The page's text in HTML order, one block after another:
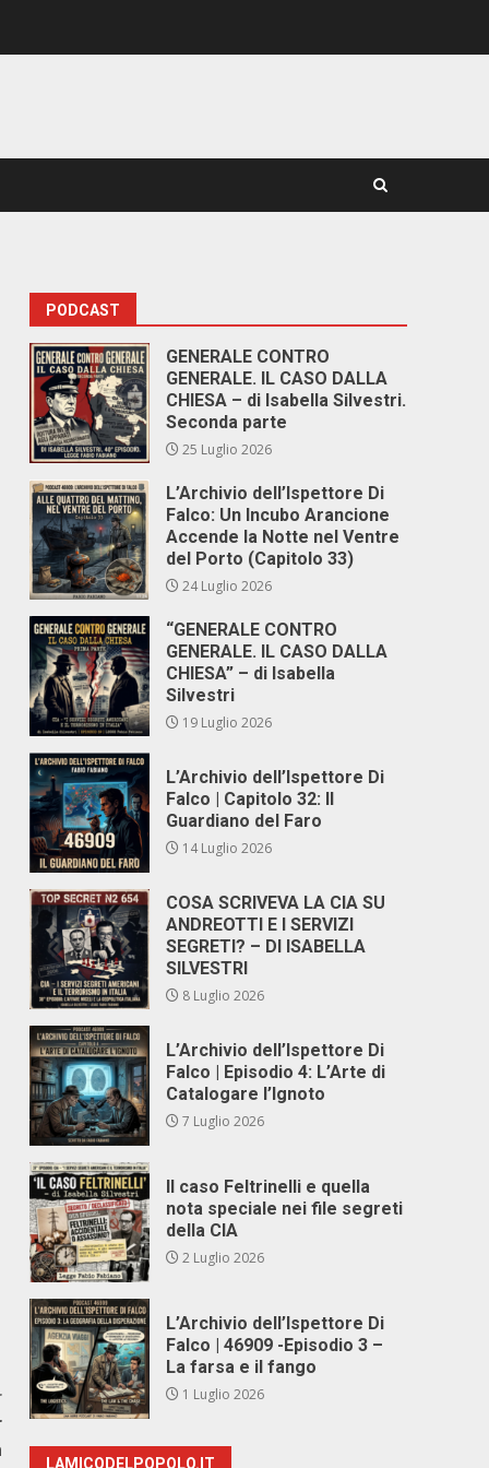
PODCAST
GENERALE CONTRO
GENERALE. IL CASO DALLA
CHIESA – di Isabella Silvestri.
Seconda parte
25 Luglio 2026
L’Archivio dell’Ispettore Di
Falco: Un Incubo Arancione
Accende la Notte nel Ventre
del Porto (Capitolo 33)
24 Luglio 2026
“GENERALE CONTRO
GENERALE. IL CASO DALLA
CHIESA” – di Isabella
Silvestri
19 Luglio 2026
L’Archivio dell’Ispettore Di
Falco | Capitolo 32: Il
Guardiano del Faro
14 Luglio 2026
COSA SCRIVEVA LA CIA SU
ANDREOTTI E I SERVIZI
SEGRETI? – DI ISABELLA
SILVESTRI
8 Luglio 2026
L’Archivio dell’Ispettore Di
Falco | Episodio 4: L’Arte di
Catalogare l’Ignoto
7 Luglio 2026
Il caso Feltrinelli e quella
nota speciale nei file segreti
della CIA
2 Luglio 2026
L’Archivio dell’Ispettore Di
Falco | 46909 -Episodio 3 –
La farsa e il fango
1 Luglio 2026
LAMICODELPOPOLO.IT